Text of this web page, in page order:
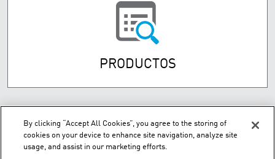
PRODUCTOS
By clicking “Accept All Cookies”, you agree to the storing of
cookies on your device to enhance site navigation, analyze site
usage, and assist in our marketing efforts.